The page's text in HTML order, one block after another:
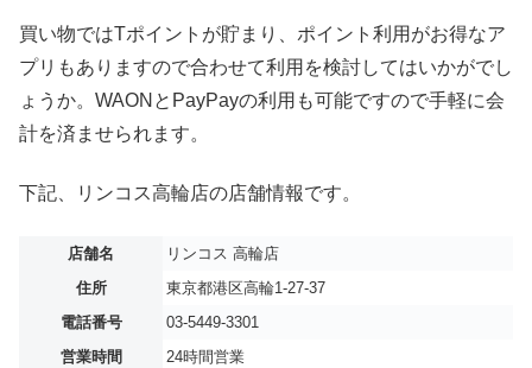
買い物ではTポイントが貯まり、ポイント利用がお得なア
プリもありますので合わせて利用を検討してはいかがでし
ょうか。WAONとPayPayの利用も可能ですので手軽に会
計を済ませられます。
下記、リンコス高輪店の店舗情報です。
店舗名
リンコス 高輪店
住所
東京都港区高輪1-27-37
電話番号
03-5449-3301
営業時間
24時間営業